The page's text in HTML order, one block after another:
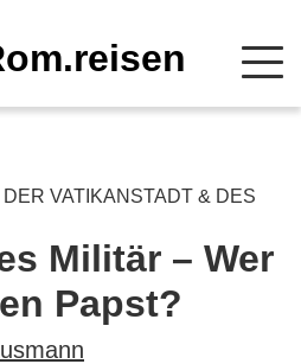
VATIKANSTADT & DES
Militär – Wer
Papst?